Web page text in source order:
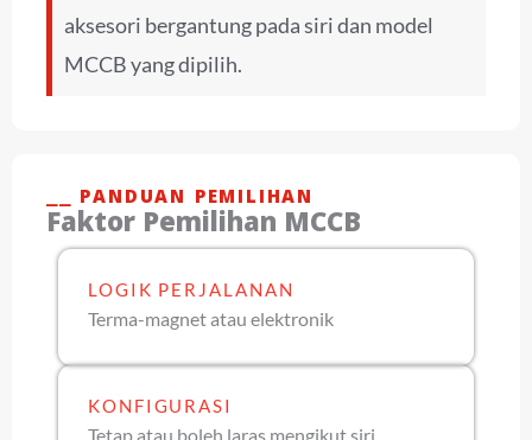
aksesori bergantung pada siri dan model
MCCB yang dipilih.
⎯⎯ PANDUAN PEMILIHAN
Faktor Pemilihan MCCB
LOGIK PERJALANAN
Terma-magnet atau elektronik
KONFIGURASI
Tetap atau boleh laras mengikut siri